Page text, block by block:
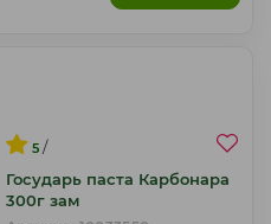
5 /
Государь паста Карбонара
300г зам